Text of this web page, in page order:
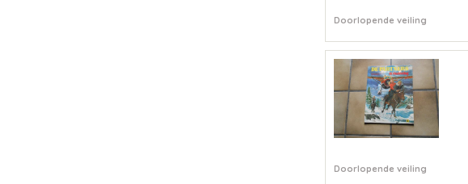
Doorlopende veiling
Doorlopende veiling